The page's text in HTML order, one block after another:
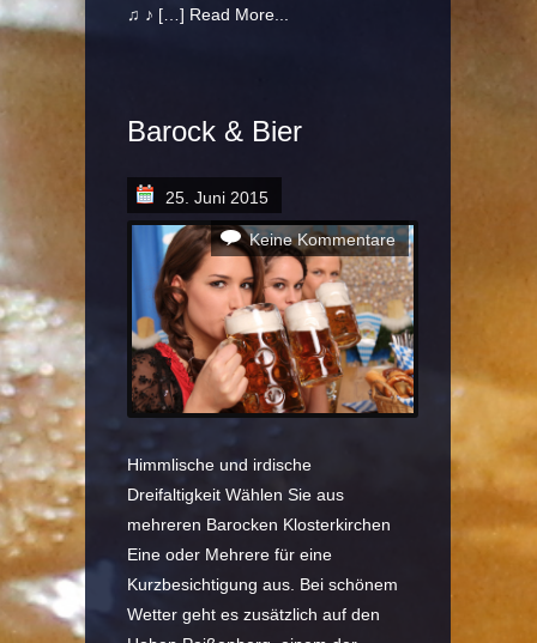
♫ ♪ […] Read More...
Barock & Bier
25. Juni 2015
Keine Kommentare
Himmlische und irdische
Dreifaltigkeit Wählen Sie aus
mehreren Barocken Klosterkirchen
Eine oder Mehrere für eine
Kurzbesichtigung aus. Bei schönem
Wetter geht es zusätzlich auf den